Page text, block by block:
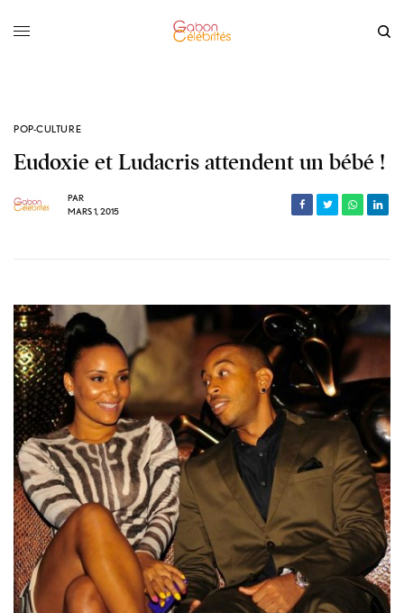
POP-CULTURE
Eudoxie et Ludacris attendent un bébé !
PAR
MARS 1, 2015